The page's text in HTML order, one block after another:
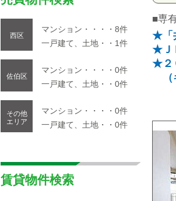
西区
マンション・・・・8件
一戸建て、土地・・1件
佐伯区
マンション・・・・0件
一戸建て、土地・・0件
その他
エリア
マンション・・・・0件
一戸建て、土地・・0件
賃貸物件検索
■専
★「
★Ｊ
★２
（